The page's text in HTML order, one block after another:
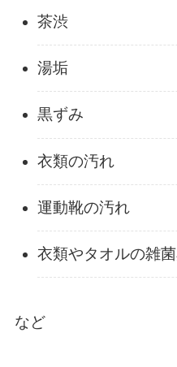
茶渋
湯垢
黒ずみ
衣類の汚れ
運動靴の汚れ
衣類やタオルの雑
など